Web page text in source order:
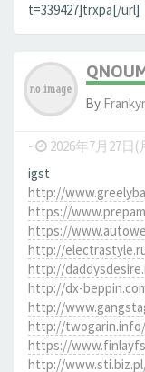
t=339427]trxpa[/url]
By
- 2026年7月27日(
igst
http://
https://
https://
http://
http://
http://dx-
http://
http://twogarin.info/
https://
http://